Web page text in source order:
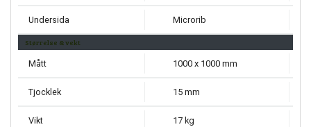
Undersida Microrib
Størrelse & vekt
Mått 1000 x 1000 mm
Tjocklek 15 mm
Vikt 17 kg